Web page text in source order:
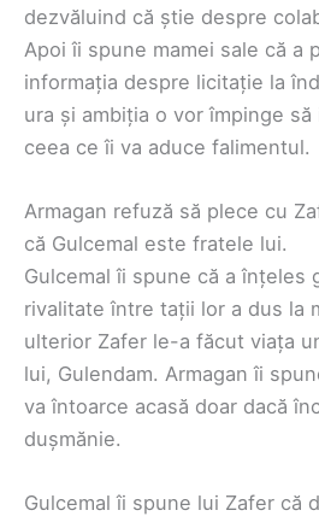
dezvăluind că știe despre
Apoi îi spune mamei sale că a
informația despre licitație la
ura și ambiția o vor împinge
ceea ce îi va aduce falimentul.
Armagan refuză să plece cu
că Gulcemal este fratele lui.
Gulcemal îi spune că a înțeles
rivalitate între tații lor a dus la
ulterior Zafer le-a făcut viața
lui, Gulendam. Armagan îi
va întoarce acasă doar dacă
dușmănie.
Gulcemal îi spune lui Zafer că